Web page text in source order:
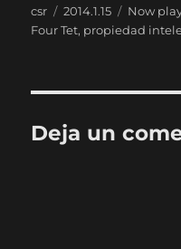
Autor
csr
Publicado
el
2014.1.15 Now
Four Tet, propiedad
Deja un